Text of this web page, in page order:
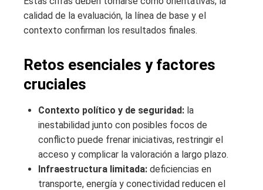
calidad de la evaluación, la línea de base y el
contexto confirman los resultados finales.
Retos esenciales y factores
cruciales
Contexto político y de seguridad: la
inestabilidad junto con posibles focos de
conflicto puede frenar iniciativas, restringir el
acceso y complicar la valoración a largo plazo.
Infraestructura limitada: deficiencias en
transporte, energía y conectividad reducen el